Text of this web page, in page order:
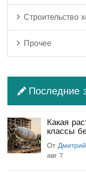
Строительство
Прочее
Последние
Какая
классы
От
авг 7